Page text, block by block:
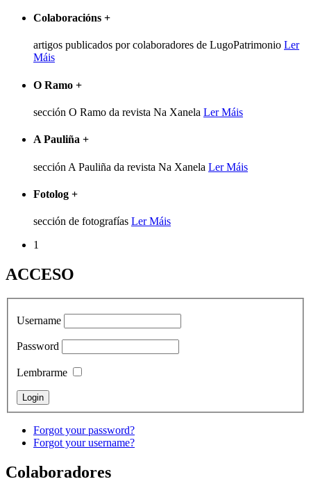
Colaboracións +
artigos publicados por colaboradores de LugoPatrimonio Ler
Máis
O Ramo +
sección O Ramo da revista Na Xanela Ler Máis
A Pauliña +
sección A Pauliña da revista Na Xanela Ler Máis
Fotolog +
sección de fotografías Ler Máis
1
ACCESO
Username
Password
Lembrarme
Forgot your password?
Forgot your username?
Colaboradores